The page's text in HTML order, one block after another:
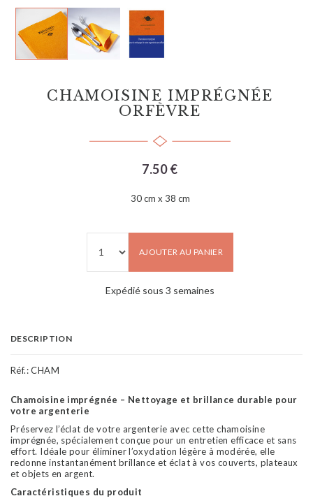
CHAMOISINE IMPRÉGNÉE
ORFÈVRE
7.50 €
30 cm x 38 cm
AJOUTER AU PANIER
Expédié sous 3 semaines
DESCRIPTION
Réf.:CHAM
Chamoisine imprégnée – Nettoyage et brillance durable pour
votre argenterie
Préservez l’éclat de votre argenterie avec cette chamoisine
imprégnée, spécialement conçue pour un entretien efficace et sans
effort. Idéale pour éliminer l’oxydation légère à modérée, elle
redonne instantanément brillance et éclat à vos couverts, plateaux
et objets en argent.
Caractéristiques du produit